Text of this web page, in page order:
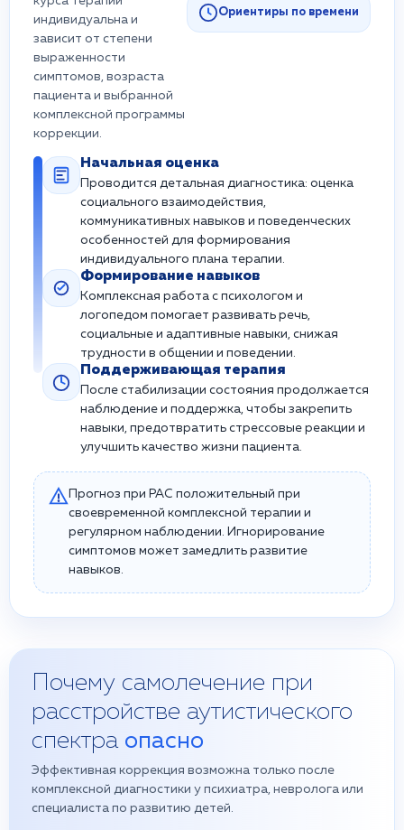
индивидуальна и
зависит от степени
выраженности
симптомов, возраста
пациента и выбранной
комплексной программы
коррекции.
Ориентиры по времени
Начальная оценка
Проводится детальная диагностика: оценка
социального взаимодействия,
коммуникативных навыков и поведенческих
особенностей для формирования
индивидуального плана терапии.
Формирование навыков
Комплексная работа с психологом и
логопедом помогает развивать речь,
социальные и адаптивные навыки, снижая
трудности в общении и поведении.
Поддерживающая терапия
После стабилизации состояния продолжается
наблюдение и поддержка, чтобы закрепить
навыки, предотвратить стрессовые реакции и
улучшить качество жизни пациента.
Прогноз при РАС положительный при
своевременной комплексной терапии и
регулярном наблюдении. Игнорирование
симптомов может замедлить развитие
навыков.
Почему самолечение при
расстройстве аутистического
спектра опасно
Эффективная коррекция возможна только после
комплексной диагностики у психиатра, невролога или
специалиста по развитию детей.